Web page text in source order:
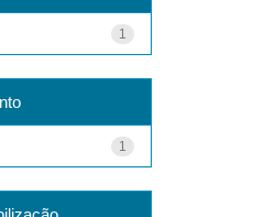
1
1